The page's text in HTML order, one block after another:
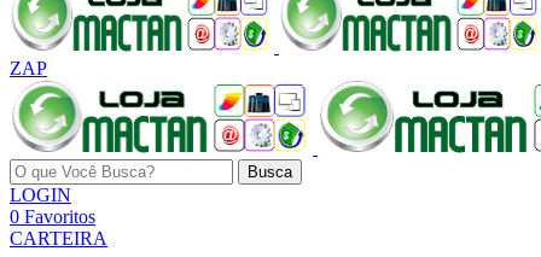
ZAP
Busca
LOGIN
0 Favoritos
CARTEIRA